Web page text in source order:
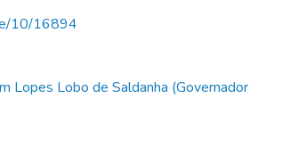
10/16894
Lopes Lobo de Saldanha (Governador